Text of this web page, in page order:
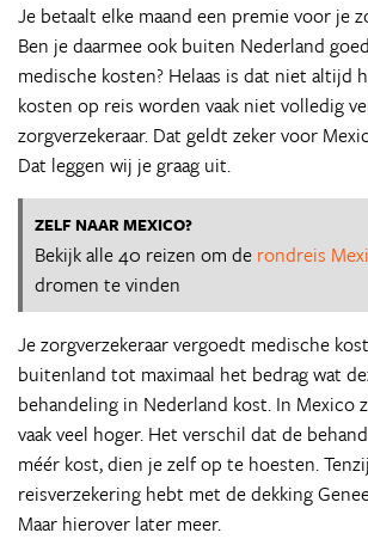
Je betaalt elke maand een premie voor je
Ben je daarmee ook buiten Nederland
medische kosten? Helaas is dat niet altijd
kosten op reis worden vaak niet volledig
zorgverzekeraar. Dat geldt zeker voor
Dat leggen wij je graag uit.
ZELF NAAR MEXICO?
Bekijk alle 40 reizen om de rondreis
dromen te vinden
Je zorgverzekeraar vergoedt medische
buitenland tot maximaal het bedrag wat
behandeling in Nederland kost. In Mexico
vaak veel hoger. Het verschil dat de
méér kost, dien je zelf op te hoesten.
reisverzekering hebt met de dekking
Maar hierover later meer.